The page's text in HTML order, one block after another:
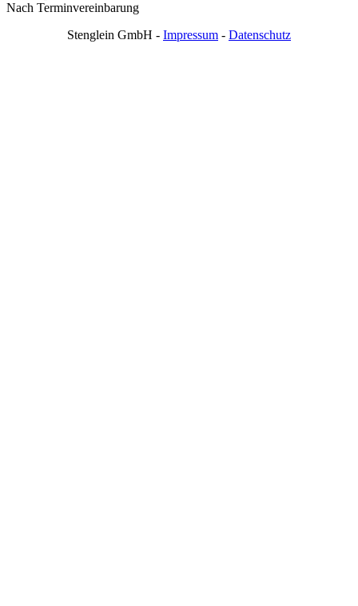
Nach Terminvereinbarung
Stenglein GmbH - Impressum - Datenschutz